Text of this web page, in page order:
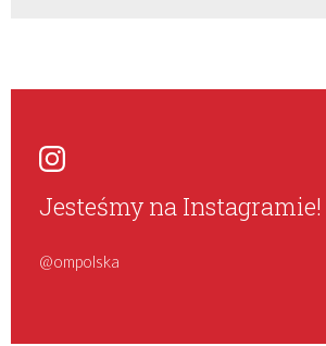
Jesteśmy na Instagramie!
@ompolska